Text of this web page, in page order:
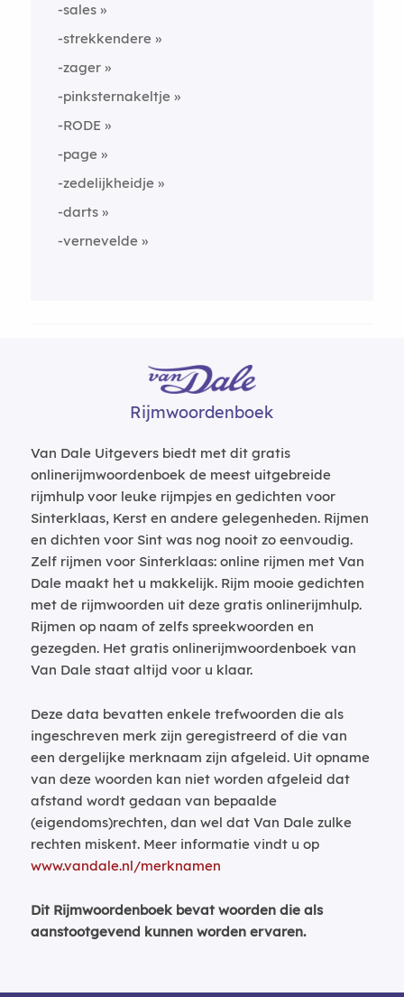
-sales
-strekkendere
-zager
-pinksternakeltje
-RODE
-page
-zedelijkheidje
-darts
-vernevelde
Rijmwoordenboek
Van Dale Uitgevers biedt met dit gratis
onlinerijmwoordenboek de meest uitgebreide
rijmhulp voor leuke rijmpjes en gedichten voor
Sinterklaas, Kerst en andere gelegenheden. Rijmen
en dichten voor Sint was nog nooit zo eenvoudig.
Zelf rijmen voor Sinterklaas: online rijmen met Van
Dale maakt het u makkelijk. Rijm mooie gedichten
met de rijmwoorden uit deze gratis onlinerijmhulp.
Rijmen op naam of zelfs spreekwoorden en
gezegden. Het gratis onlinerijmwoordenboek van
Van Dale staat altijd voor u klaar.
Deze data bevatten enkele trefwoorden die als
ingeschreven merk zijn geregistreerd of die van
een dergelijke merknaam zijn afgeleid. Uit opname
van deze woorden kan niet worden afgeleid dat
afstand wordt gedaan van bepaalde
(eigendoms)rechten, dan wel dat Van Dale zulke
rechten miskent. Meer informatie vindt u op
www.vandale.nl/merknamen
Dit Rijmwoordenboek bevat woorden die als
aanstootgevend kunnen worden ervaren.